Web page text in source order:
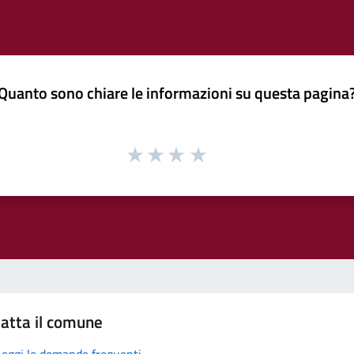
sono chiare le informazioni su questa
il comune